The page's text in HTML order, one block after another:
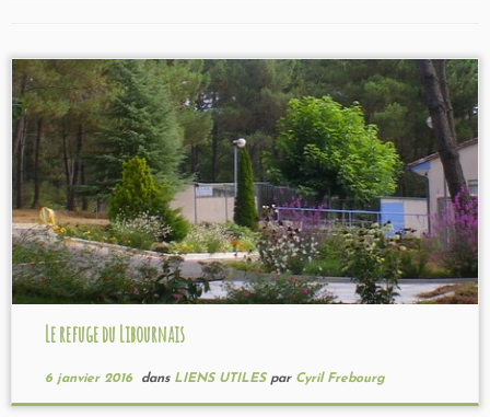
Le refuge du Libournais
6 janvier 2016dans LIENS UTILES par Cyril Frebourg